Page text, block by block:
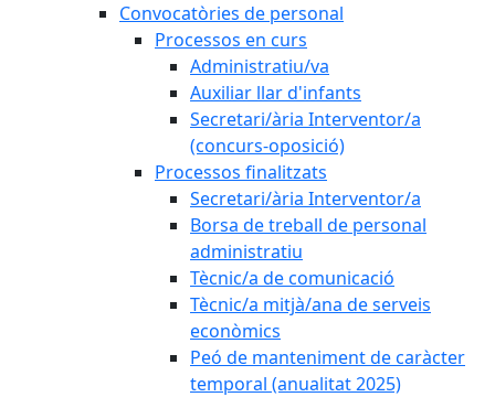
Convocatòries de personal
Processos en curs
Administratiu/va
Auxiliar llar d'infants
Secretari/ària Interventor/a
(concurs-oposició)
Processos finalitzats
Secretari/ària Interventor/a
Borsa de treball de personal
administratiu
Tècnic/a de comunicació
Tècnic/a mitjà/ana de serveis
econòmics
Peó de manteniment de caràcter
temporal (anualitat 2025)